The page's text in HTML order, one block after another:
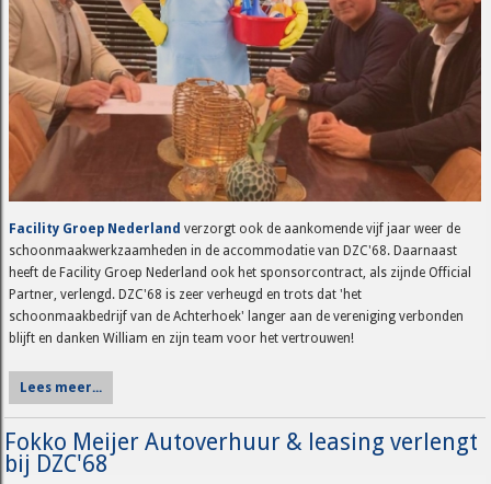
Facility Groep Nederland verzorgt ook de aankomende vijf jaar weer de
schoonmaakwerkzaamheden in de accommodatie van DZC'68. Daarnaast
heeft de Facility Groep Nederland ook het sponsorcontract, als zijnde Official
Partner, verlengd. DZC'68 is zeer verheugd en trots dat 'het
schoonmaakbedrijf van de Achterhoek' langer aan de vereniging verbonden
blijft en danken William en zijn team voor het vertrouwen!
Lees meer...
Fokko Meijer Autoverhuur & leasing verlengt
bij DZC'68